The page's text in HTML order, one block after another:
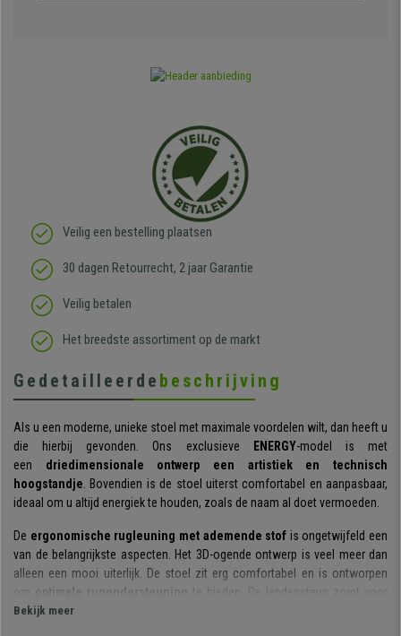
Veilig een bestelling plaatsen
30 dagen Retourrecht, 2 jaar Garantie
Veilig betalen
Het breedste assortiment op de markt
Gedetailleerde beschrijving
Als u een moderne, unieke stoel met maximale voordelen wilt, dan heeft u
die hierbij gevonden. Ons exclusieve
ENERGY-model is met
een driedimensionale ontwerp een artistiek en technisch
hoogstandje. Bovendien is de stoel uiterst comfortabel en aanpasbaar,
ideaal om u altijd energiek te houden, zoals de naam al doet vermoeden.
De ergonomische rugleuning met ademende stof is ongetwijfeld een
van de belangrijkste aspecten. Het 3D-ogende ontwerp is veel meer dan
alleen een mooi uiterlijk. De stoel zit erg comfortabel en is ontworpen
optimale rugondersteuning
te bieden. De lendensteun zorgt voor
extra veel comfort dat u in de loop van de tijd zult waarderen.
Bekijk meer